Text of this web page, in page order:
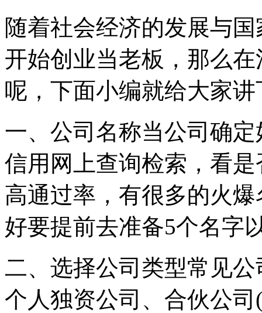
随着社会经济的发展与
开始创业当老板，那么
呢，下面小编就给大家讲
一、公司名称当公司确
信用网上查询检索，看
高通过率，有很多的火
好要提前去准备5个名字
二、选择公司类型常见
个人独资公司、合伙公